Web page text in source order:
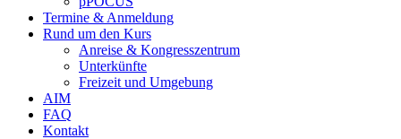
Termine & Anmeldung
Rund um den Kurs
Anreise & Kongresszentrum
Unterkünfte
Freizeit und Umgebung
AIM
FAQ
Kontakt